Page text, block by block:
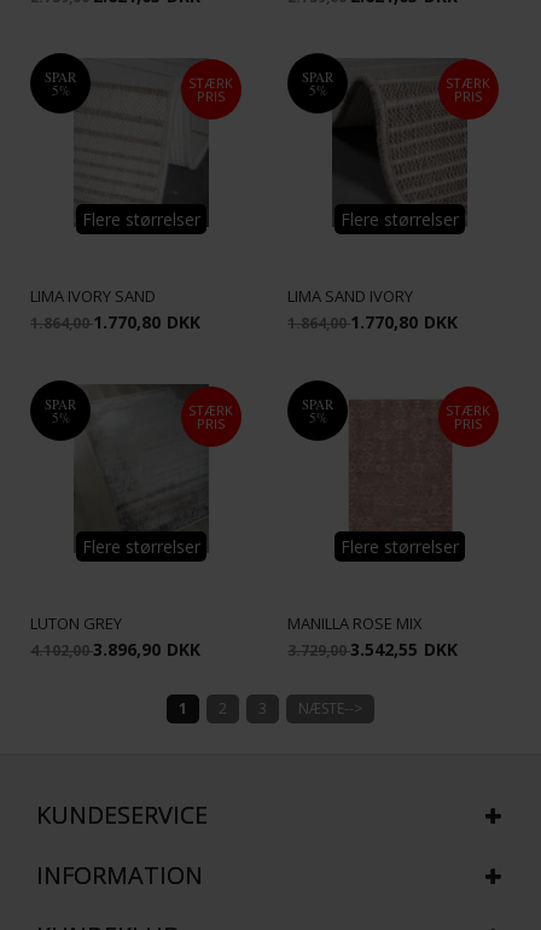
SPAR
5% STÆRK
PRIS
Flere størrelser
LIMA IVORY SAND
1.864,001.770,80 DKK
SPAR
5% STÆRK
PRIS
Flere størrelser
LIMA SAND IVORY
1.864,001.770,80 DKK
SPAR
5% STÆRK
PRIS
Flere størrelser
LUTON GREY
4.102,003.896,90 DKK
SPAR
5% STÆRK
PRIS
Flere størrelser
MANILLA ROSE MIX
3.729,003.542,55 DKK
1 2 3 NÆSTE-->
KUNDESERVICE
INFORMATION